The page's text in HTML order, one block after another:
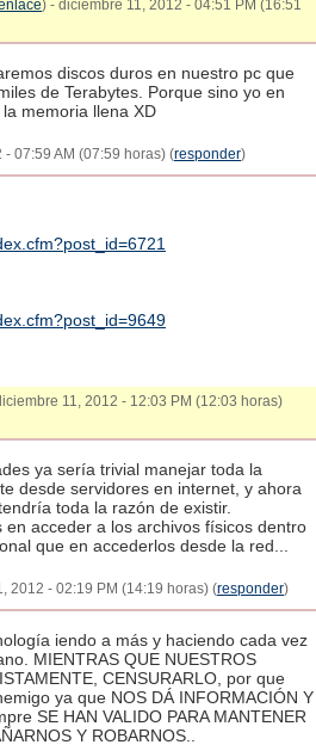
) - diciembre 11, 2012 - 04:51 PM (16:51
discos duros en nuestro pc que
de Terabytes. Porque sino yo en
memoria llena XD
07:59 AM (07:59 horas) (responder)
11, 2012 - 12:03 PM (12:03 horas)
ya sería trivial manejar toda la
desde servidores en internet, y ahora
toda la razón de existir.
acceder a los archivos físicos dentro
que en accederlos desde la red...
2012 - 02:19 PM (14:19 horas) (responder)
iendo a más y haciendo cada vez
MIENTRAS QUE NUESTROS
CENSURARLO, por que
ya que NOS DÁ INFORMACIÓN Y
SE HAN VALIDO PARA MANTENER
Y ROBARNOS..